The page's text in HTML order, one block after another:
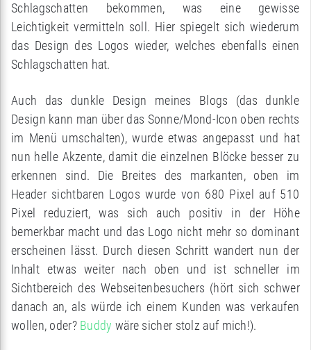
Schlagschatten bekommen, was eine gewisse
Leichtigkeit vermitteln soll. Hier spiegelt sich wiederum
das Design des Logos wieder, welches ebenfalls einen
Schlagschatten hat.
Auch das dunkle Design meines Blogs (das dunkle
Design kann man über das Sonne/Mond-Icon oben rechts
im Menü umschalten), wurde etwas angepasst und hat
nun helle Akzente, damit die einzelnen Blöcke besser zu
erkennen sind. Die Breites des markanten, oben im
Header sichtbaren Logos wurde von 680 Pixel auf 510
Pixel reduziert, was sich auch positiv in der Höhe
bemerkbar macht und das Logo nicht mehr so dominant
erscheinen lässt. Durch diesen Schritt wandert nun der
Inhalt etwas weiter nach oben und ist schneller im
Sichtbereich des Webseitenbesuchers (hört sich schwer
danach an, als würde ich einem Kunden was verkaufen
wollen, oder? Buddy wäre sicher stolz auf mich!).